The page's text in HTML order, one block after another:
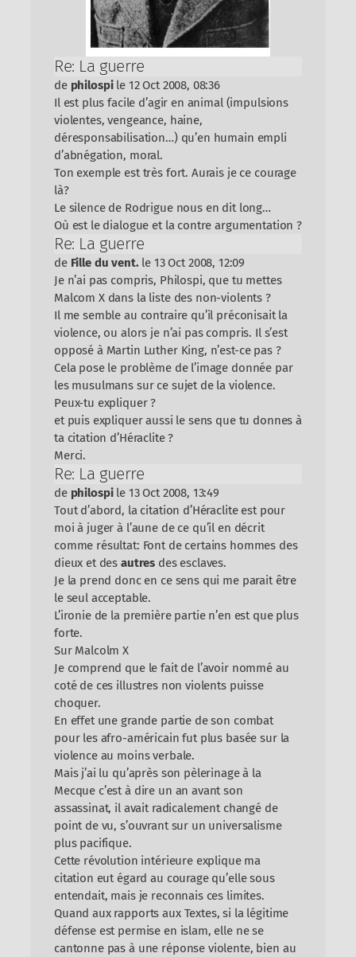
Re: La guerre
de philospile 12 Oct 2008, 08:36
Il est plus facile d’agir en animal (impulsions
violentes, vengeance, haine,
déresponsabilisation…) qu’en humain empli
d’abnégation, moral.
Ton exemple est très fort. Aurais je ce courage
là?
Le silence de Rodrigue nous en dit long…
Où est le dialogue et la contre argumentation ?
Re: La guerre
de Fille du vent. le 13 Oct 2008, 12:09
Je n’ai pas compris, Philospi, que tu mettes
Malcom X dans la liste des non-violents ?
Il me semble au contraire qu’il préconisait la
violence, ou alors je n’ai pas compris. Il s’est
opposé à Martin Luther King, n’est-ce pas ?
Cela pose le problème de l’image donnée par
les musulmans sur ce sujet de la violence.
Peux-tu expliquer ?
et puis expliquer aussi le sens que tu donnes à
ta citation d’Héraclite ?
Merci.
Re: La guerre
de philospile 13 Oct 2008, 13:49
Tout d’abord, la citation d’Héraclite est pour
moi à juger à l’aune de ce qu’il en décrit
comme résultat: Font de certains hommes des
dieux et desautres des esclaves.
Je la prend donc en ce sens qui me parait être
le seul acceptable.
L’ironie de la première partie n’en est que plus
forte.
Sur Malcolm X
Je comprend que le fait de l’avoir nommé au
coté de ces illustres non violents puisse
choquer.
En effet une grande partie de son combat
pour les afro-américain fut plus basée sur la
violence au moins verbale.
Mais j’ai lu qu’après son pèlerinage à la
Mecque c’est à dire un an avant son
assassinat, il avait radicalement changé de
point de vu, s’ouvrant sur un universalisme
plus pacifique.
Cette révolution intérieure explique ma
citation eut égard au courage qu’elle sous
entendait, mais je reconnais ces limites.
Quand aux rapports aux Textes, si la légitime
défense est permise en islam, elle ne se
cantonne pas à une réponse violente, bien au